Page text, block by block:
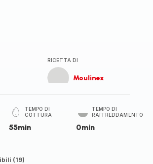
RICETTA DI
Moulinex
TEMPO DI
COTTURA
55min
TEMPO DI
RAFFREDDAMENTO
0min
(19)